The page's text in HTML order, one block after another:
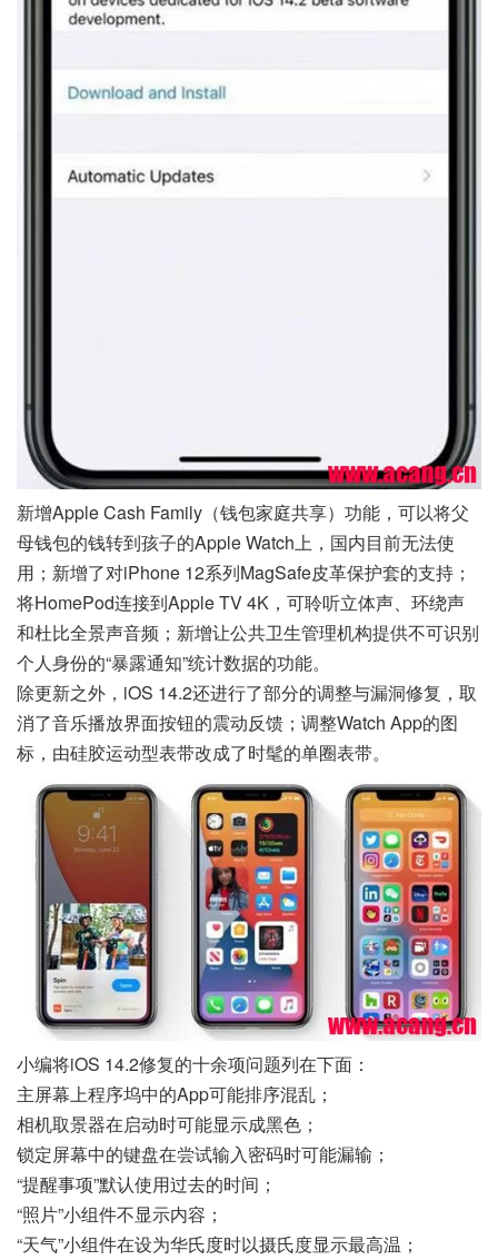
新增Apple Cash Family（钱包家庭共享）功能，可以将父
母钱包的钱转到孩子的Apple Watch上，国内目前无法使
用；新增了对iPhone 12系列MagSafe皮革保护套的支持；
将HomePod连接到Apple TV4K ，可聆听立体声、环绕声
和杜比全景声音频；新增让公共卫生管理机构提供不可识别
个人身份的“暴露通知”统计数据的功能。
除更新之外，iOS 14.2还进行了部分的调整与漏洞修复，取
消了音乐播放界面按钮的震动反馈；调整Watch App的图
标，由硅胶运动型表带改成了时髦的单圈表带。
小编将iOS 14.2修复的十余项问题列在下面：
主屏幕上程序坞中的App可能排序混乱；
相机取景器在启动时可能显示成黑色；
锁定屏幕中的键盘在尝试输入密码时可能漏输；
“提醒事项”默认使用过去的时间；
“照片”小组件不显示内容；
“天气”小组件在设为华氏度时以摄氏度显示最高温；